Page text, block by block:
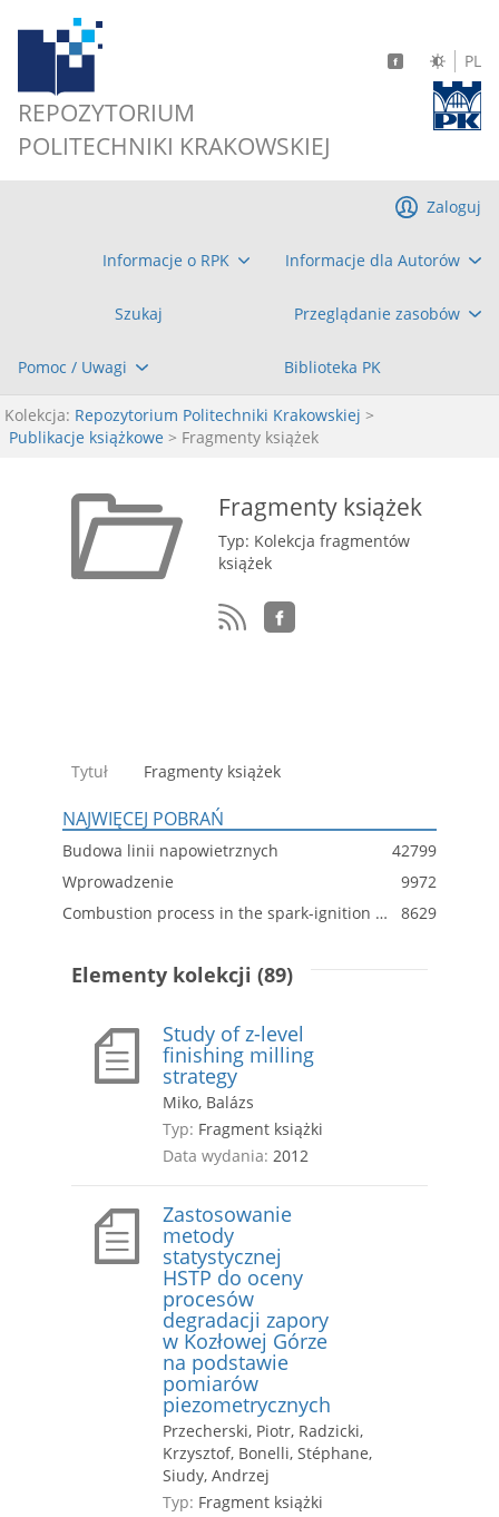
REPOZYTORIUM
POLITECHNIKI KRAKOWSKIEJ
PL
Informacje o RPK Informacje dla Autorów
Szukaj Przeglądanie zasobów
Pomoc / Uwagi Biblioteka PK
Zaloguj
Kolekcja: Repozytorium Politechniki Krakowskiej >
Publikacje książkowe > Fragmenty książek
Fragmenty książek
Typ: Kolekcja fragmentów
książek
Tytuł Fragmenty książek
NAJWIĘCEJ POBRAŃ
Budowa linii napowietrznych
42799
Wprowadzenie
9972
Combustion process in the spark-ignition engine with dual-injection system
8629
Elementy kolekcji (89)
Study of z-level
finishing milling
strategy
Miko, Balázs
Typ: Fragment książki
Data wydania: 2012
Zastosowanie
metody
statystycznej
HSTP do oceny
procesów
degradacji zapory
w Kozłowej Górze
na podstawie
pomiarów
piezometrycznych
Przecherski, Piotr, Radzicki,
Krzysztof, Bonelli, Stéphane,
Siudy, Andrzej
Typ: Fragment książki